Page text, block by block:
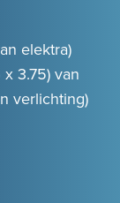
elektra)
3.75) van
verlichting)